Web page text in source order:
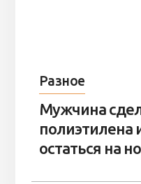
Разное
Мужчина
полиэтилена
остаться на